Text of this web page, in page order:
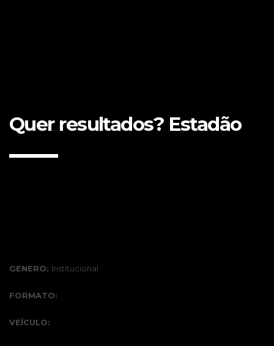
Quer resultados? Estadão
GENERO: Institucional
FORMATO:
VEÍCULO: